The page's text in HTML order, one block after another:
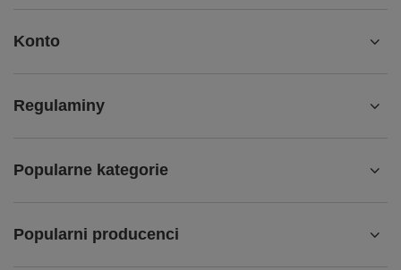
Konto
Regulaminy
Popularne kategorie
Popularni producenci